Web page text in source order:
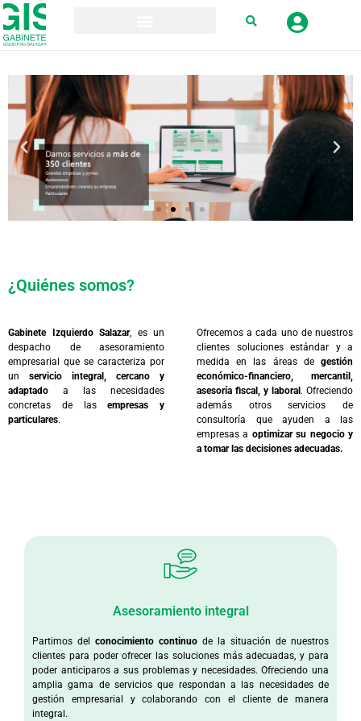
¿Quiénes somos?
Gabinete Izquierdo Salazar, es un
despacho de asesoramiento
empresarial que se caracteriza por
un servicio integral, cercano y
adaptado a las necesidades
concretas de lasempresas y
particulares.
Ofrecemos a cada uno de nuestros
clientes soluciones estándar y a
medida en las áreas de gestión
económico-financiero, mercantil,
asesoría fiscal, y laboral. Ofreciendo
además otros servicios de
consultoría que ayuden a las
empresas a optimizar su negocio y
a tomar las decisiones adecuadas.
Asesoramiento integral
Partimos del conocimiento continuo de la situación de nuestros
clientes para poder ofrecer las soluciones más adecuadas, y para
poder anticiparos a sus problemas y necesidades. Ofreciendo una
amplia gama de servicios que respondan a las necesidades de
gestión empresarial y colaborando con el cliente de manera
integral.